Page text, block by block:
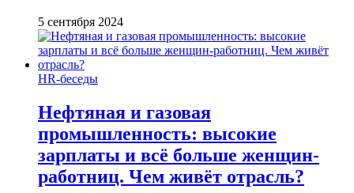
5 сентября 2024
HR-беседы
Нефтяная и газовая
промышленность: высокие
зарплаты и всё больше женщин-
работниц. Чем живёт отрасль?